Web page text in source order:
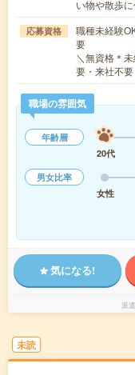
い物や散歩
応募資格
職種未経験
要
＼無資格＊
要・来社不
職場の雰囲気
年齢層
20代
男女比率
女性
気になる!
派
未読